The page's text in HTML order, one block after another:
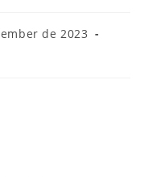
de 2023